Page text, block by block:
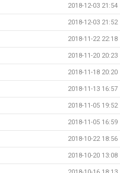
2018-12-03 21:54
2018-12-03 21:52
2018-11-22 22:18
2018-11-20 20:23
2018-11-18 20:20
2018-11-13 16:57
2018-11-05 19:52
2018-11-05 16:59
2018-10-22 18:56
2018-10-20 13:08